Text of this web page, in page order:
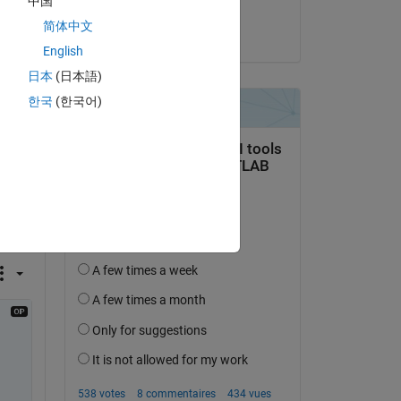
le 1 Sep 2020
简体中文
English
日本 (日本語)
한국 (한국어)